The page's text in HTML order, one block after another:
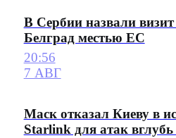
В Сербии назвали визит
Белград местью ЕС
20:56
7 АВГ
Маск отказал Киеву в
Starlink для атак вглубь